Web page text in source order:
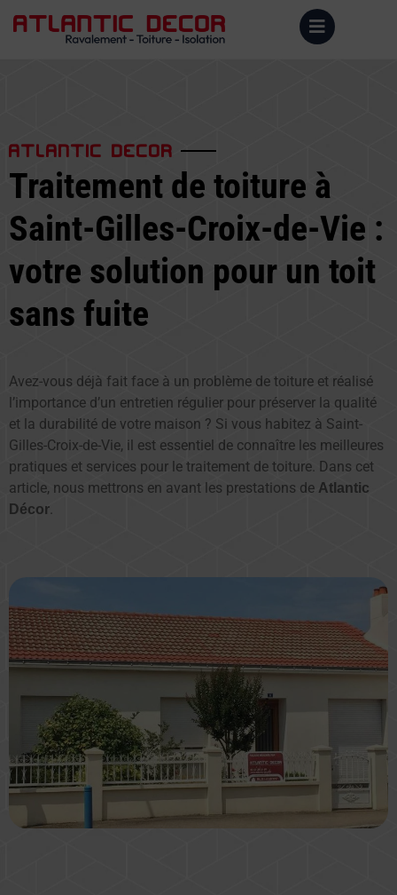
ATLANTIC DECOR
Traitement de toiture à
Saint-Gilles-Croix-de-Vie :
votre solution pour un toit
sans fuite
Avez-vous déjà fait face à un problème de toiture et réalisé
l’importance d’un entretien régulier pour préserver la qualité
et la durabilité de votre maison ? Si vous habitez à Saint-
Gilles-Croix-de-Vie, il est essentiel de connaître les meilleures
pratiques et services pour le traitement de toiture. Dans cet
article, nous mettrons en avant les prestations de Atlantic
Décor.